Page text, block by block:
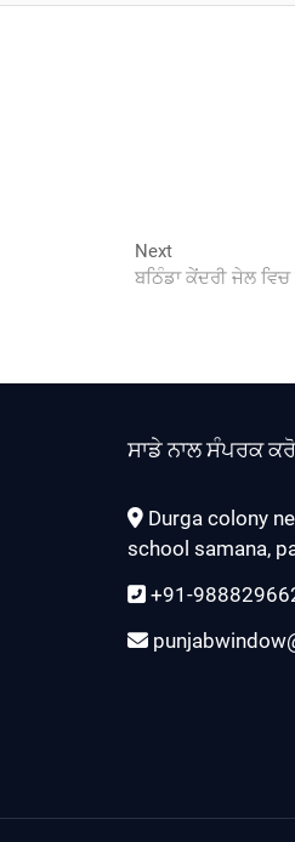
NextNext
post:
ਬਠਿੰਡਾ ਕੇਂਦਰੀ ਜੇਲ
ਸਾਡੇ ਨਾਲ ਸੰਪਰਕ
Durga colony
school samana,
+91-